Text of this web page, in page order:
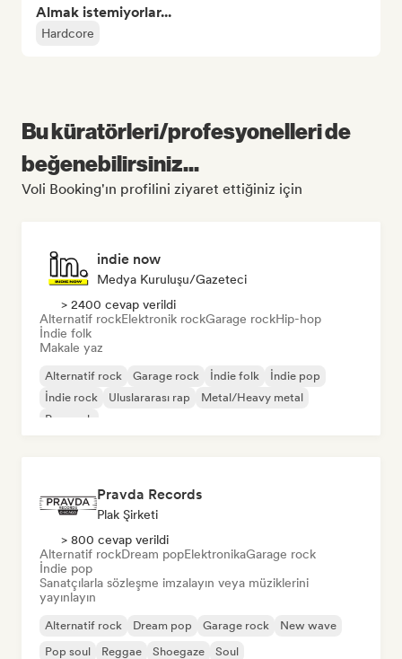
Almak istemiyorlar...
Hardcore
Bu küratörleri/profesyonelleri de
beğenebilirsiniz...
Voli Booking'ın profilini ziyaret ettiğiniz için
indie now
Medya Kuruluşu/Gazeteci
> 2400 cevap verildi
Alternatif rockElektronik rockGarage rockHip-hop
İndie folk
Makale yaz
Alternatif rock Garage rock İndie folk
İndie pop
İndie rock
Uluslararası rap
Metal/Heavy metal
Pop rock
Pravda Records
Plak Şirketi
> 800 cevap verildi
Alternatif rockDream popElektronikaGarage rock
İndie pop
Sanatçılarla sözleşme imzalayın veya müziklerini
yayınlayın
Alternatif rock Dream pop Garage rock
New wave
Pop soul
Reggae Shoegaze Soul